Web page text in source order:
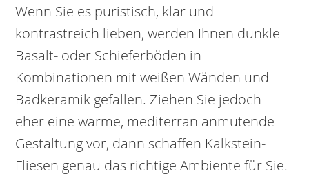
Wenn Sie es puristisch, klar und
kontrastreich lieben, werden Ihnen dunkle
Basalt- oder Schieferböden in
Kombinationen mit weißen Wänden und
Badkeramik gefallen. Ziehen Sie jedoch
eher eine warme, mediterran anmutende
Gestaltung vor, dann schaffen Kalkstein-
Fliesen genau das richtige Ambiente für Sie.